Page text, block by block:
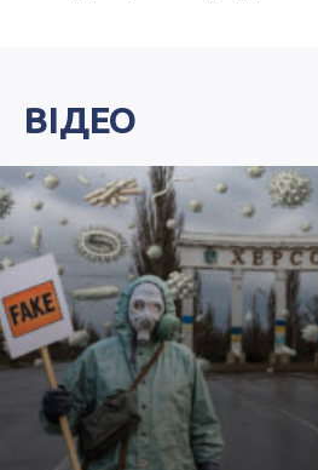
ВІДЕО